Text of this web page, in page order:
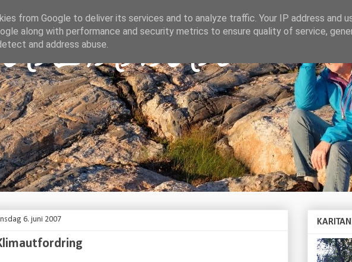
6. juni 2007
from Google to deliver its services and to analyze traffic. Your IP address and
along with performance and security metrics to ensure quality of service,
and address abuse.